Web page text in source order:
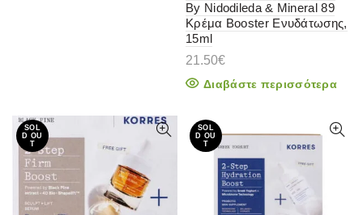
By Nidodileda & Mineral 89
Κρέμα Βοοster Ενυδάτωσης,
15ml
21.50€
Διαβάστε περισσότερα
SOL
D OU
T
SOL
D OU
T